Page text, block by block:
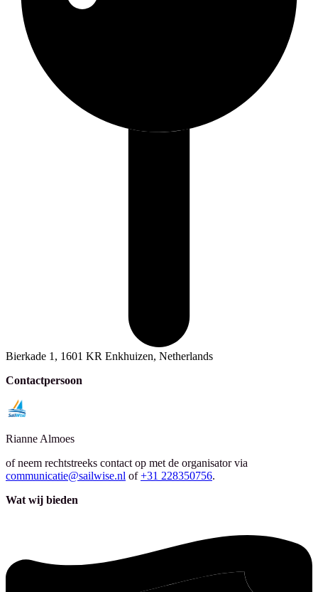
Bierkade 1, 1601 KR Enkhuizen, Netherlands
Contactpersoon
Rianne Almoes
of neem rechtstreeks contact op met de organisator via
communicatie@sailwise.nl of +31 228350756.
Wat wij bieden